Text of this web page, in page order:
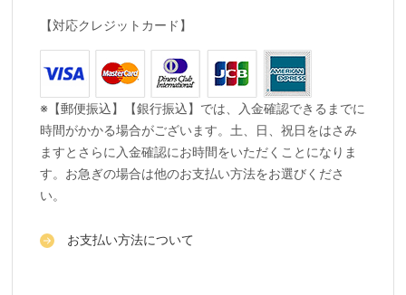
【対応クレジットカード】
※【郵便振込】【銀行振込】では、入金確認できるまでに
時間がかかる場合がございます。土、日、祝日をはさみ
ますとさらに入金確認にお時間をいただくことになりま
す。お急ぎの場合は他のお支払い方法をお選びくださ
い。
お支払い方法について